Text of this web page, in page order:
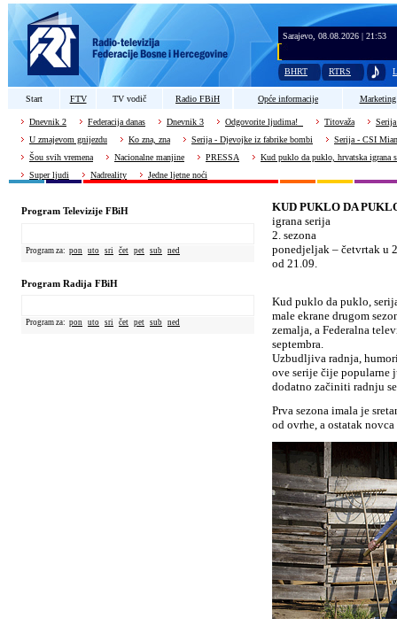
Sarajevo, 08.08.2026 | 21:53
BHRT RTRS
Start FTV TV vodič Radio FBiH Opće informacije Marketing
Dnevnik 2 Federacija danas Dnevnik 3 Odgovorite ljudima! Titovaža
U zmajevom gnijezdu
Ko zna, zna Serija - Djevojke iz fabrike bombi
Serija - CSI
Šou svih vremena
Nacionalne manjine PRESSA
Kud puklo da puklo, hrvatska igrana
Super ljudi
Nadreality Jedne ljetne noći
Program Televizije FBiH
Program za: pon uto sri čet pet sub ned
Program Radija FBiH
Program za: pon uto sri čet pet sub ned
KUD PUKLO DA
igrana serija
2. sezona
ponedjeljak – četvrtak u
od 21.09.
Kud puklo da puklo,
male ekrane drugom
zemalja, a Federalna
septembra.
Uzbudljiva radnja,
ove serije čije popularne
dodatno začiniti radnju
Prva sezona imala je
od ovrhe, a ostatak